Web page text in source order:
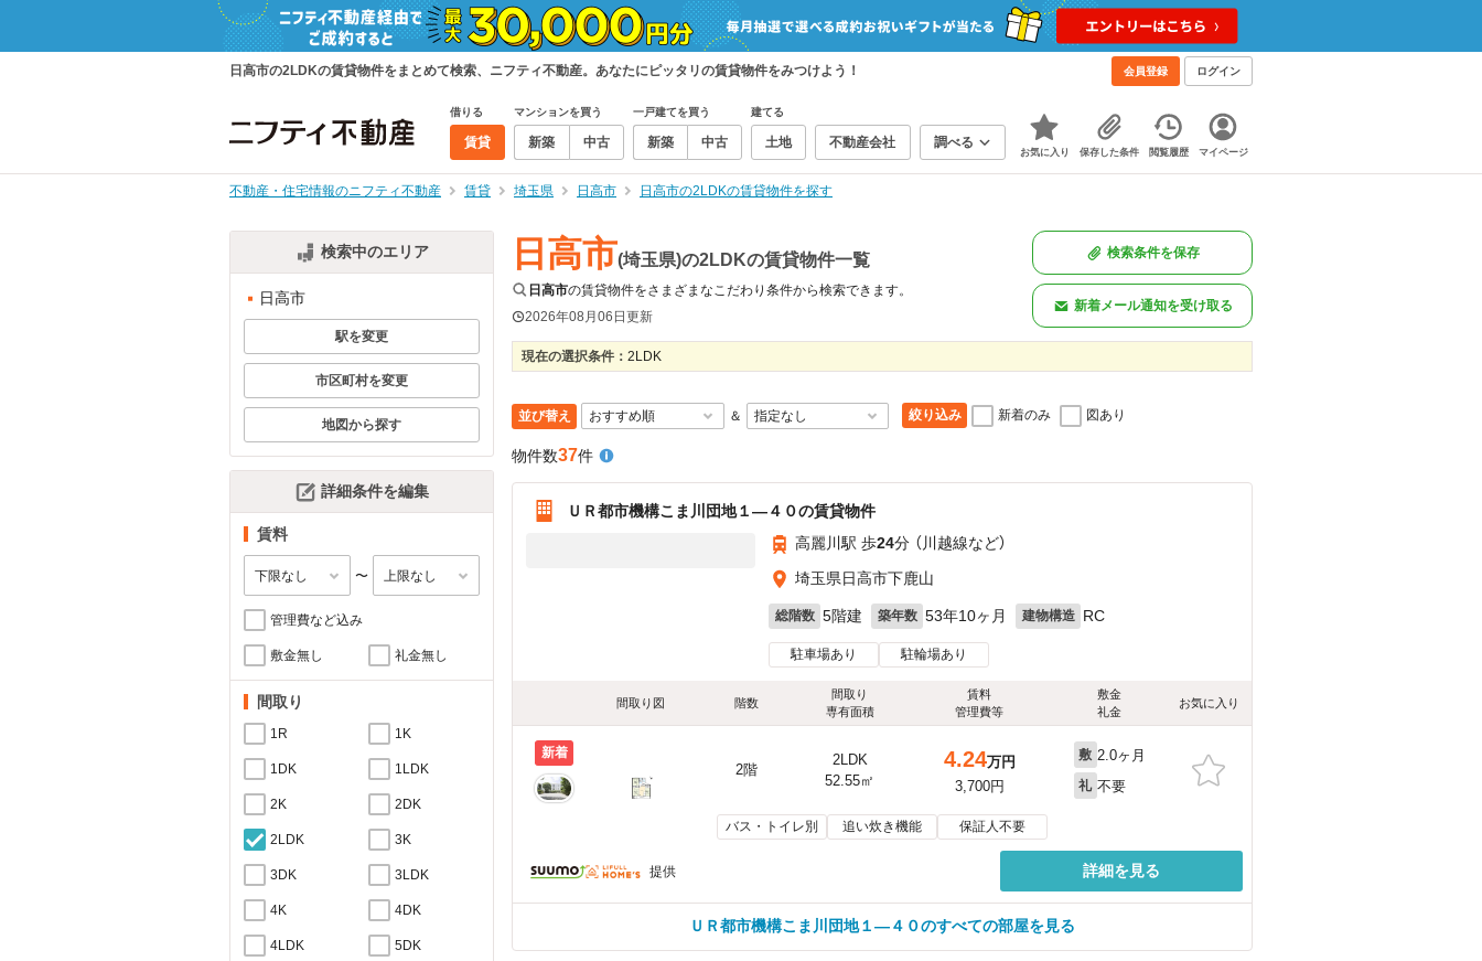
日高市の2LDKの賃貸物件をまとめて検索、ニフティ不動産。あなたにピッタリの賃貸物件をみつけよう！ 会員登録 ログイン
借りる
賃貸
マンションを買う
新築 中古
一戸建てを買う
新築 中古
建てる
土地 不動産会社 調べる
お気に入り 保存した条件 閲覧履歴 マイページ
不動産・住宅情報のニフティ不動産 賃貸 埼玉県 日高市 日高市の2LDKの賃貸物件を探す
検索中のエリア
日高市
駅を変更
市区町村を変更
地図から探す
詳細条件を編集
賃料
〜
管理費など込み
敷金無し 礼金無し
間取り
1R 1K
1DK 1LDK
2K 2DK
2LDK 3K
3DK 3LDK
4K 4DK
4LDK 5DK
日高市(埼玉県)の2LDKの賃貸物件一覧
日高市の賃貸物件をさまざまなこだわり条件から検索できます。
2026年08月06日更新
検索条件を保存
新着メール通知を受け取る
現在の選択条件： 2LDK
並び替え ＆ 絞り込み 新着のみ 図あり
物件数37件
ＵＲ都市機構こま川団地１—４０の賃貸物件
高麗川駅 歩24分 （川越線など）
埼玉県日高市下鹿山
総階数 5階建 築年数 53年10ヶ月 建物構造 RC
駐車場あり 駐輪場あり
間取り図 階数
間取り
専有面積
賃料
管理費等
敷金
礼金
お気に入り
新着
2階
2LDK
52.55㎡
4.24万円
3,700円
敷 2.0ヶ月
礼 不要
バス・トイレ別 追い炊き機能 保証人不要
提供 詳細を見る
ＵＲ都市機構こま川団地１—４０のすべての部屋を見る